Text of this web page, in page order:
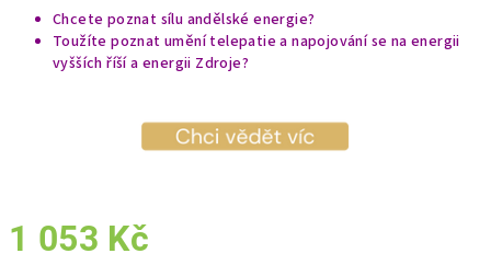
Chcete poznat sílu andělské energie?
Toužíte poznat umění telepatie a napojování se na energii
vyšších říší a energii Zdroje?
1 053 Kč